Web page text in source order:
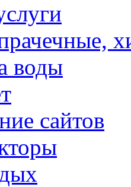
воды
сайтов